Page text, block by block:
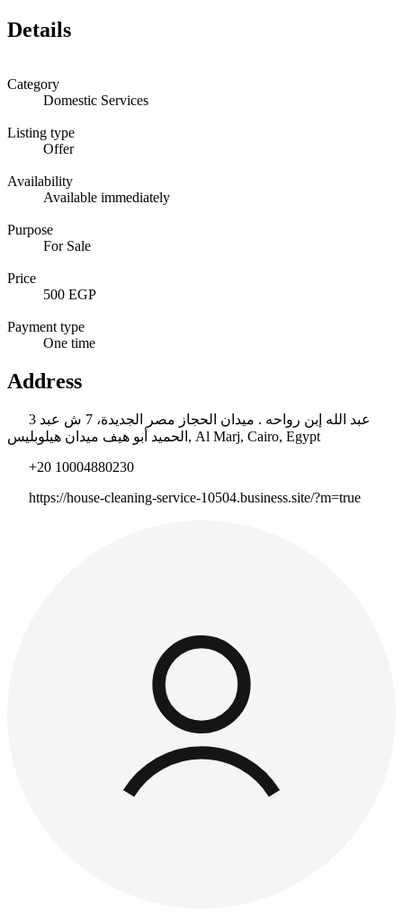
Details
Category
Domestic Services
Listing type
Offer
Availability
Available immediately
Purpose
For Sale
Price
500 EGP
Payment type
One time
Address
3 عبد الله إبن رواحه . ميدان الحجاز مصر الجديدة، 7 ش عبد
الحميد أبو هيف ميدان هيلوبليس, Al Marj, Cairo, Egypt
+20 10004880230
https://house-cleaning-service-10504.business.site/?m=true